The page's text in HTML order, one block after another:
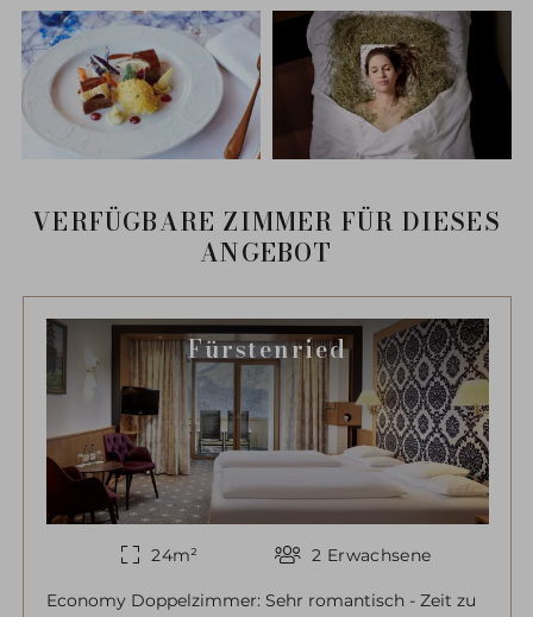
VERFÜGBARE ZIMMER FÜR DIESES
ANGEBOT
Fürstenried
Economy Doppelzimmer: Sehr romantisch - Zeit zu
2 Erwachsene
24m²